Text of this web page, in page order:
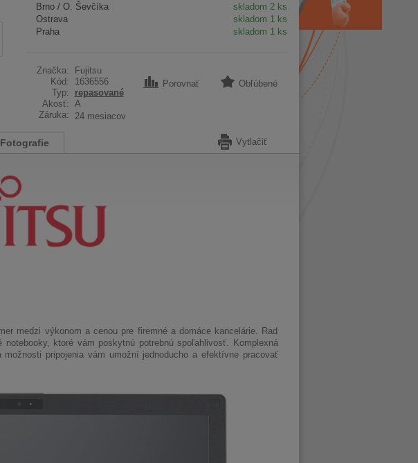
Brno / O. Ševčíka
skladom 2 ks
Ostrava
skladom 1 ks
Praha
skladom 1 ks
Značka:
Fujitsu
Kód:
1636556
Typ:
repasované
Akosť: A
Záruka:
24 mesiacov
Porovnať Obľúbené
Fotografie Vytlačiť
medzi výkonom a cenou pre firemné a domáce kancelárie. Rad
ktoré vám poskytnú potrebnú spoľahlivosť. Komplexná
pripojenia vám umožní jednoducho a efektívne pracovať